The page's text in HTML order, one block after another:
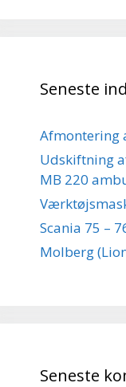
Seneste
Afmontering
Udskiftning
MB 220
Scania 75 –
Molberg
Seneste